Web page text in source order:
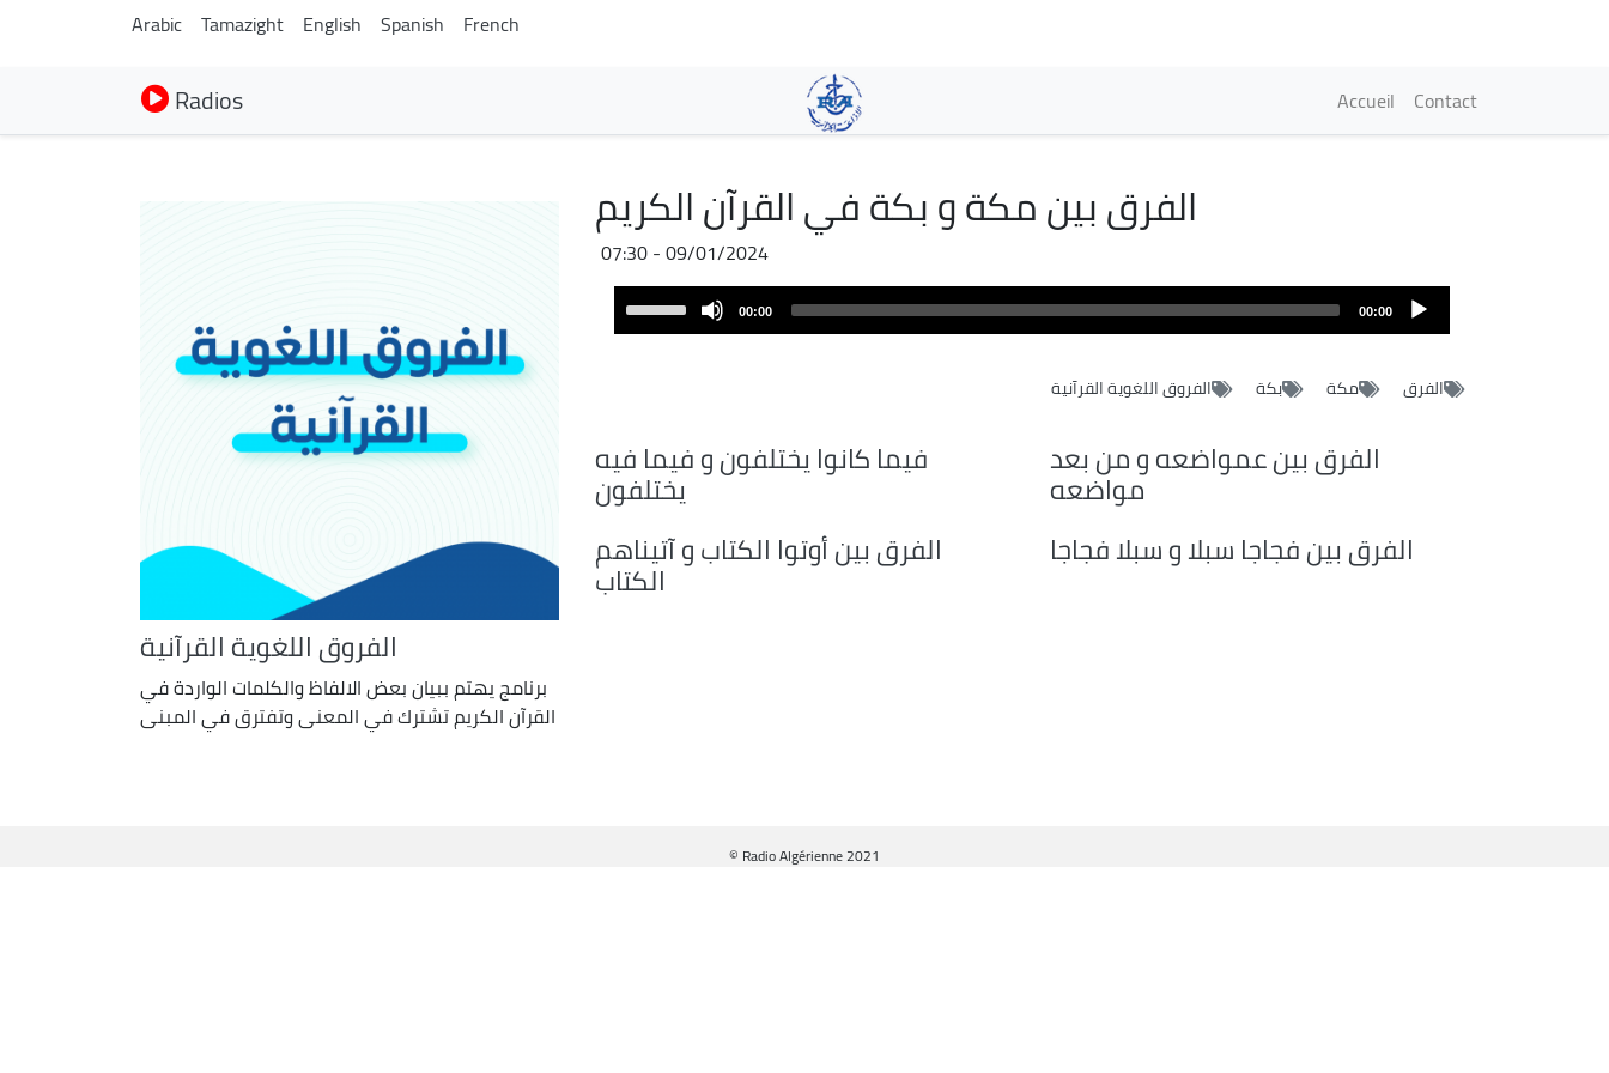
contenu
principal
Arabic Tamazight English Spanish French
Radios Navigation
Accueil Contact
الفرق بين مكة و بكة في القرآن الكريم
09/01/2024 - 07:30
Fichier
audio
Player
00:00
00:00
or
decrease
الفرق مكة بكة الفروق اللغوية القرآنية
الفرق بين عمواضعه و من بعد
مواضعه
فيما كانوا يختلفون و فيما فيه
يختلفون
الفرق بين فجاجا سبلا و سبلا فجاجا
الفرق بين أوتوا الكتاب و آتيناهم
الكتاب
الفروق اللغوية القرآنية
برنامج يهتم ببيان بعض الالفاظ والكلمات الواردة في
القرآن الكريم تشترك في المعنى وتفترق في المبنى
© Radio Algérienne 2021